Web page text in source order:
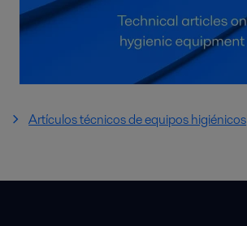
Artículos técnicos de equipos higiénicos